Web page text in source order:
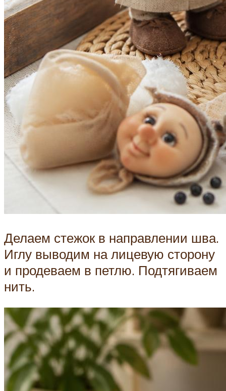
Делаем стежок в направлении шва.
Иглу выводим на лицевую сторону
и продеваем в петлю. Подтягиваем
нить.